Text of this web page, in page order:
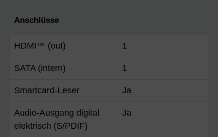
Anschlüsse
HDMI™ (out) 1
SATA (intern) 1
Smartcard-Leser Ja
Audio-Ausgang digital
elektrisch (S/PDIF)
Ja